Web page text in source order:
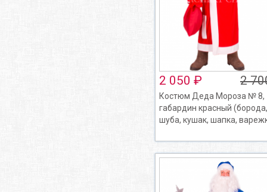
2 050 ₽ 2
Костюм Деда Мороза № 8,
габардин красный (борода,
шуба, кушак, шапка,